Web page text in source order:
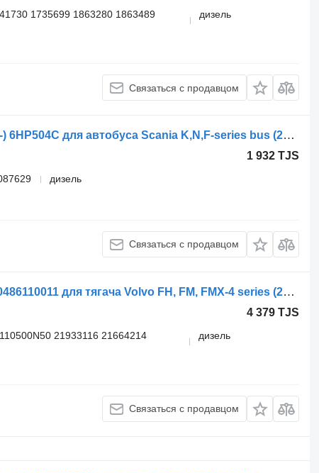
1735699 1863280 1863489
дизель
Связаться с продавцом
Блок управления ZF K-series (01.06-) 6HP504C для автобуса Scania K,N,F-series bus (2006-)
1 932 TJS
дизель
Связаться с продавцом
Блок управления Volvo FH (01.12-) 0486110011 для тягача Volvo FH, FM, FMX-4 series (2013-)
4 379 TJS
21933116 21664214
дизель
Связаться с продавцом